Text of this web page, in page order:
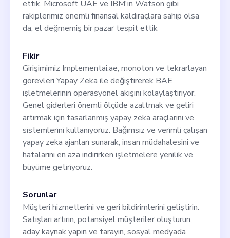
ettik. Microsoft UAE ve IBM'in Watson gibi
rakiplerimiz önemli finansal kaldıraçlara sahip olsa
da, el değmemiş bir pazar tespit ettik
Fikir
Girişimimiz Implementai.ae, monoton ve tekrarlayan
görevleri Yapay Zeka ile değiştirerek BAE
işletmelerinin operasyonel akışını kolaylaştırıyor.
Genel giderleri önemli ölçüde azaltmak ve geliri
artırmak için tasarlanmış yapay zeka araçlarını ve
sistemlerini kullanıyoruz. Bağımsız ve verimli çalışan
yapay zeka ajanları sunarak, insan müdahalesini ve
hatalarını en aza indirirken işletmelere yenilik ve
büyüme getiriyoruz.
Sorunlar
Müşteri hizmetlerini ve geri bildirimlerini geliştirin.
Satışları artırın, potansiyel müşteriler oluşturun,
aday kaynak yapın ve tarayın, sosyal medyada